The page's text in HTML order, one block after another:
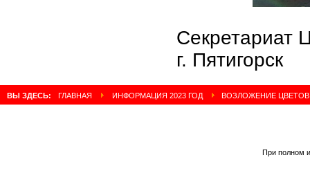
Секретариат
г. Пятигорск
ВЫ ЗДЕСЬ: ГЛАВНАЯ ИНФОРМАЦИЯ 2023 ГОД ВОЗЛОЖЕНИЕ
При полном